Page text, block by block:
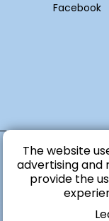
Facebook
The website
advertising and
provide the